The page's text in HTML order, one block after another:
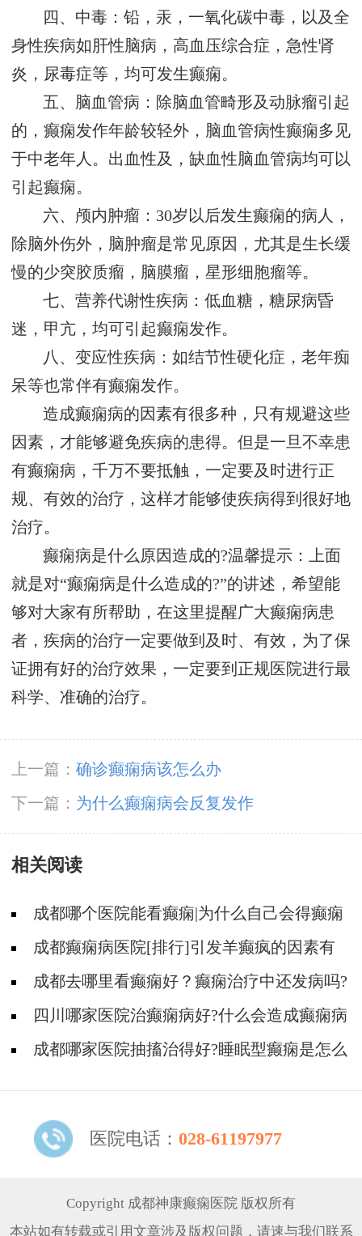
四、中毒：铅，汞，一氧化碳中毒，以及全
身性疾病如肝性脑病，高血压综合症，急性肾
炎，尿毒症等，均可发生癫痫。
五、脑血管病：除脑血管畸形及动脉瘤引起
的，癫痫发作年龄较轻外，脑血管病性癫痫多见
于中老年人。出血性及，缺血性脑血管病均可以
引起癫痫。
六、颅内肿瘤：30岁以后发生癫痫的病人，
除脑外伤外，脑肿瘤是常见原因，尤其是生长缓
慢的少突胶质瘤，脑膜瘤，星形细胞瘤等。
七、营养代谢性疾病：低血糖，糖尿病昏
迷，甲亢，均可引起癫痫发作。
八、变应性疾病：如结节性硬化症，老年痴
呆等也常伴有癫痫发作。
造成癫痫病的因素有很多种，只有规避这些
因素，才能够避免疾病的患得。但是一旦不幸患
有癫痫病，千万不要抵触，一定要及时进行正
规、有效的治疗，这样才能够使疾病得到很好地
治疗。
癫痫病是什么原因造成的?温馨提示：上面
就是对“癫痫病是什么造成的?”的讲述，希望能
够对大家有所帮助，在这里提醒广大癫痫病患
者，疾病的治疗一定要做到及时、有效，为了保
证拥有好的治疗效果，一定要到正规医院进行最
科学、准确的治疗。
上一篇： 确诊癫痫病该怎么办
下一篇： 为什么癫痫病会反复发作
相关阅读
成都哪个医院能看癫痫|为什么自己会得癫痫
病?成都癫痫病医院[排行]引发羊癫疯的因素有
哪些?成都去哪里看癫痫好？癫痫治疗中还发病吗?
四川哪家医院治癫痫病好?什么会造成癫痫病
反复发作?
成都哪家医院抽搐治得好?睡眠型癫痫是怎么
医院电话： 028-61197977
Copyright 成都神康癫痫医院 版权所有
本站如有转载或引用文章涉及版权问题，请速与我们联系